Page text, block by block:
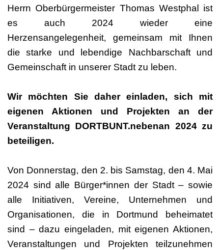
Herrn Oberbürgermeister Thomas Westphal ist
es auch 2024 wieder eine
Herzensangelegenheit, gemeinsam mit Ihnen
die starke und lebendige Nachbarschaft und
Gemeinschaft in unserer Stadt zu leben.
Wir möchten Sie daher einladen, sich mit
eigenen Aktionen und Projekten an der
Veranstaltung DORTBUNT.nebenan 2024 zu
beteiligen.
Von Donnerstag, den 2. bis Samstag, den 4. Mai
2024 sind alle Bürger*innen der Stadt – sowie
alle Initiativen, Vereine, Unternehmen und
Organisationen, die in Dortmund beheimatet
sind – dazu eingeladen, mit eigenen Aktionen,
Veranstaltungen und Projekten teilzunehmen